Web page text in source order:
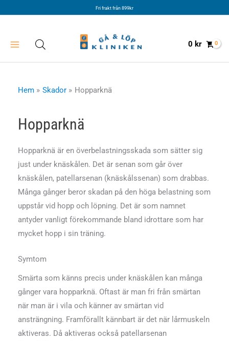
Fri frakt från 899kr
0 kr
Hem Skador Hopparknä
Hopparknä
Hopparknä är en överbelastningsskada som sätter sig
just under knäskålen. Det är senan som går över
knäskålen, patellarsenan (knäskålssenan) som drabbas.
Många gånger beror skadan på den höga belastning som
uppstår vid hopp och löpning. Det är som namnet
antyder vanligt förekommande bland idrottare som har
mycket hopp i sin träning.
Symtom
Smärta som känns precis under knäskålen kan många
gånger vara hopparknä. Oftast är man fri från smärtan
när man är i vila och känner av smärtan vid
ansträngning. Framförallt kännbart är det när lårmuskeln
aktiveras. Då aktiveras också patellarsenan